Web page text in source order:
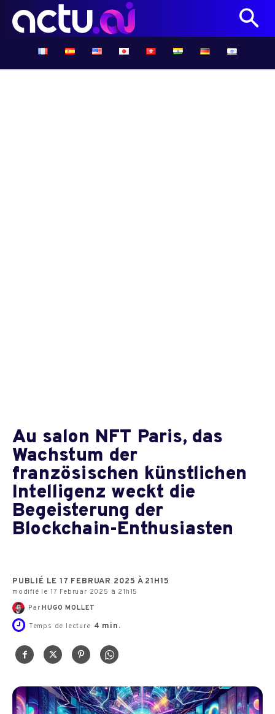
Au salon NFT Paris, das
Wachstum der
französischen künstlichen
Intelligenz weckt die
Begeisterung der
Blockchain-Enthusiasten
PUBLIÉ LE 17 FEBRUAR 2025 À 21H15
modifié le 17 Februar 2025 à 21h15
Par HUGO MOLLET
Temps de lecture 4 min.